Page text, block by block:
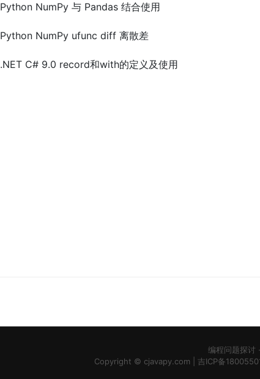
Python NumPy 与 Pandas 结合使用
Python NumPy ufunc diff 离散差
.NET C# 9.0 record和with的定义及使用
编程问题探讨
Copyright © cjavapy.com 吉ICP备